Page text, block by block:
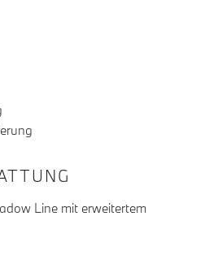
Line mit erweitertem